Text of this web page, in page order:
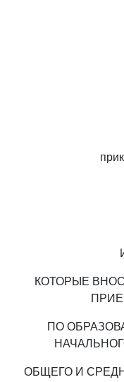
КОТОРЫЕ
ПО
ОБЩЕГО И